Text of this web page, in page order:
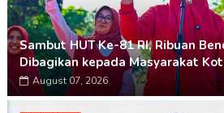
Sambut HUT Ke-81 RI, Ribuan
Dibagikan kepada Masyarakat
August 07, 2026